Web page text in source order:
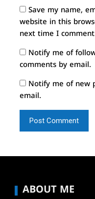
Save my name,
website in this
next time I
Notify me of
comments by email.
Notify me of new
email.
ABOUT ME